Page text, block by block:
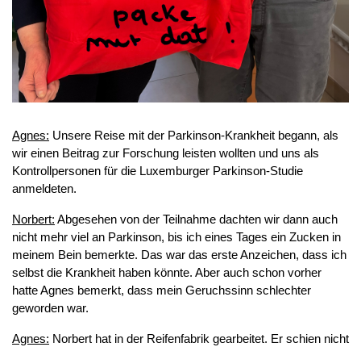
Agnes: Unsere Reise mit der Parkinson-Krankheit begann, als
wir einen Beitrag zur Forschung leisten wollten und uns als
Kontrollpersonen für die Luxemburger Parkinson-Studie
anmeldeten.
Norbert: Abgesehen von der Teilnahme dachten wir dann auch
nicht mehr viel an Parkinson, bis ich eines Tages ein Zucken in
meinem Bein bemerkte. Das war das erste Anzeichen, dass ich
selbst die Krankheit haben könnte. Aber auch schon vorher
hatte Agnes bemerkt, dass mein Geruchssinn schlechter
geworden war.
Agnes: Norbert hat in der Reifenfabrik gearbeitet. Er schien nicht